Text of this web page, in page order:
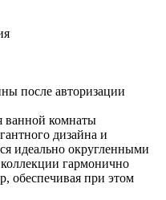
после авторизации
ванной комнаты
дизайна и
идеально округленными
гармонично
обеспечивая при этом